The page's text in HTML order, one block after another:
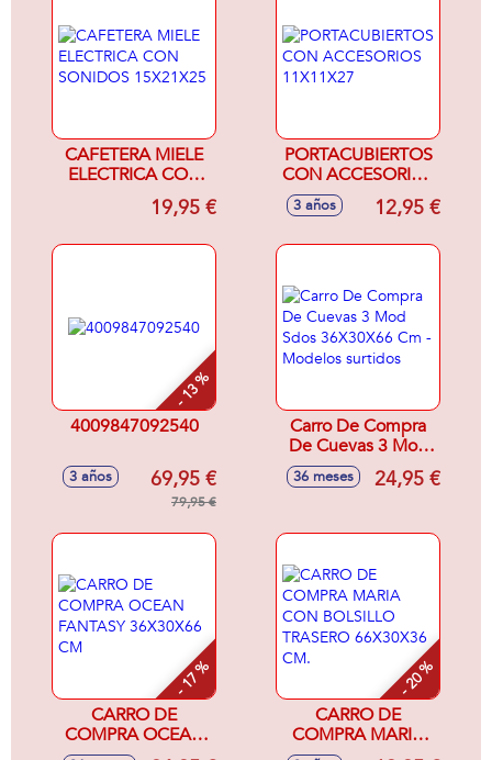
CAFETERA MIELE
ELECTRICA CON
SONIDOS
15X21X2519,95 €
PORTACUBIERTOS
CON ACCESORIOS
11X11X27
3 años 12,95 €
- 13 %
4009847092540
3 años 69,95 €
79,95 €
Carro De Compra
De Cuevas 3 Mod
Sdos 36X30X66
Cm - Modelos
36 meses 24,95 €
- 17 %
CARRO DE
COMPRA OCEAN
FANTASY
- 20 %
CARRO DE
COMPRA MARIA
CON BOLSILLO